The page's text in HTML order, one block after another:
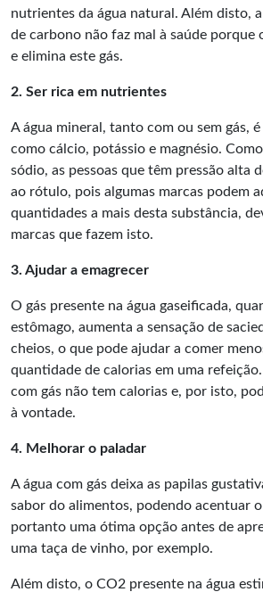
nutrientes da água natural. Além disto,
de carbono não faz mal à saúde porque
e elimina este gás.
2. Ser rica em nutrientes
A água mineral, tanto com ou sem gás,
como cálcio, potássio e magnésio.
sódio, as pessoas que têm pressão alta
ao rótulo, pois algumas marcas podem
quantidades a mais desta substância,
marcas que fazem isto.
3. Ajudar a emagrecer
O gás presente na água gaseificada,
estômago, aumenta a sensação de
cheios, o que pode ajudar a comer
quantidade de calorias em uma
com gás não tem calorias e, por isto,
à vontade.
4. Melhorar o paladar
A água com gás deixa as papilas
sabor do alimentos, podendo acentuar o
portanto uma ótima opção antes de
uma taça de vinho, por exemplo.
Além disto, o CO2 presente na água